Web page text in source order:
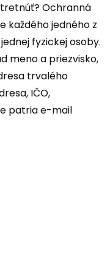
Ochranná
každého jedného z
fyzickej osoby.
meno a priezvisko,
trvalého
IČO,
patria e-mail